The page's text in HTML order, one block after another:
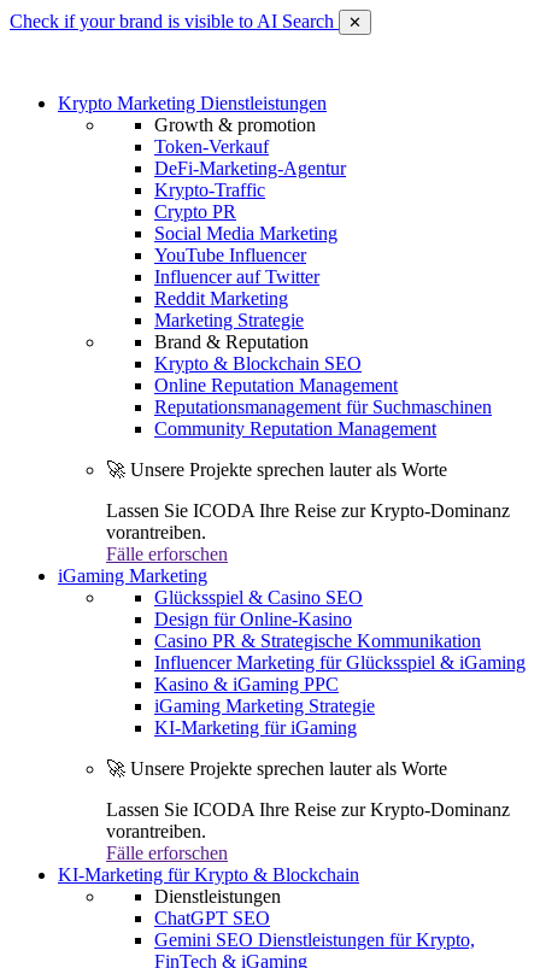
Check if your brand is visible to AI Search ✕
Krypto Marketing Dienstleistungen
Growth & promotion
Token-Verkauf
DeFi-Marketing-Agentur
Krypto-Traffic
Crypto PR
Social Media Marketing
YouTube Influencer
Influencer auf Twitter
Reddit Marketing
Marketing Strategie
Brand & Reputation
Krypto & Blockchain SEO
Online Reputation Management
Reputationsmanagement für Suchmaschinen
Community Reputation Management
🚀 Unsere Projekte sprechen lauter als Worte
Lassen Sie ICODA Ihre Reise zur Krypto-Dominanz
vorantreiben.
Fälle erforschen
iGaming Marketing
Glücksspiel & Casino SEO
Design für Online-Kasino
Casino PR & Strategische Kommunikation
Influencer Marketing für Glücksspiel & iGaming
Kasino & iGaming PPC
iGaming Marketing Strategie
KI-Marketing für iGaming
🚀 Unsere Projekte sprechen lauter als Worte
Lassen Sie ICODA Ihre Reise zur Krypto-Dominanz
vorantreiben.
Fälle erforschen
KI-Marketing für Krypto & Blockchain
Dienstleistungen
ChatGPT SEO
Gemini SEO Dienstleistungen für Krypto,
FinTech & iGaming